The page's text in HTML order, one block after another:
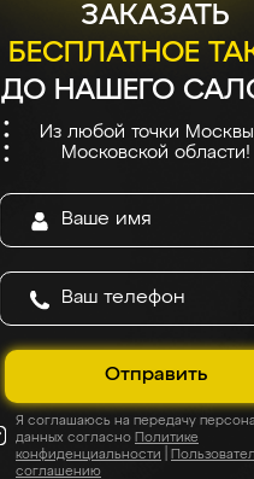
ЗАКАЗАТЬ
БЕСПЛАТНОЕ
ДО НАШЕГО
Из любой точки
Московской области!
Отправить
Я соглашаюсь на передачу
данных согласно Политике
конфиденциальности
соглашению